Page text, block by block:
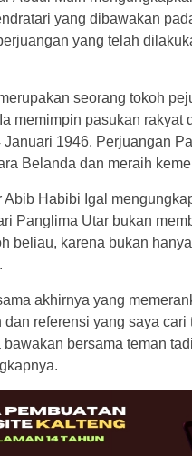
yang dibawakan
yang telah
seorang tokoh
memimpin pasukan rakyat
1946. Perjuangan
Belanda dan meraih
Abib Habibi Igal
Panglima Utar bukan
beliau, karena bukan
akhirnya yang
referensi yang saya
bersama teman